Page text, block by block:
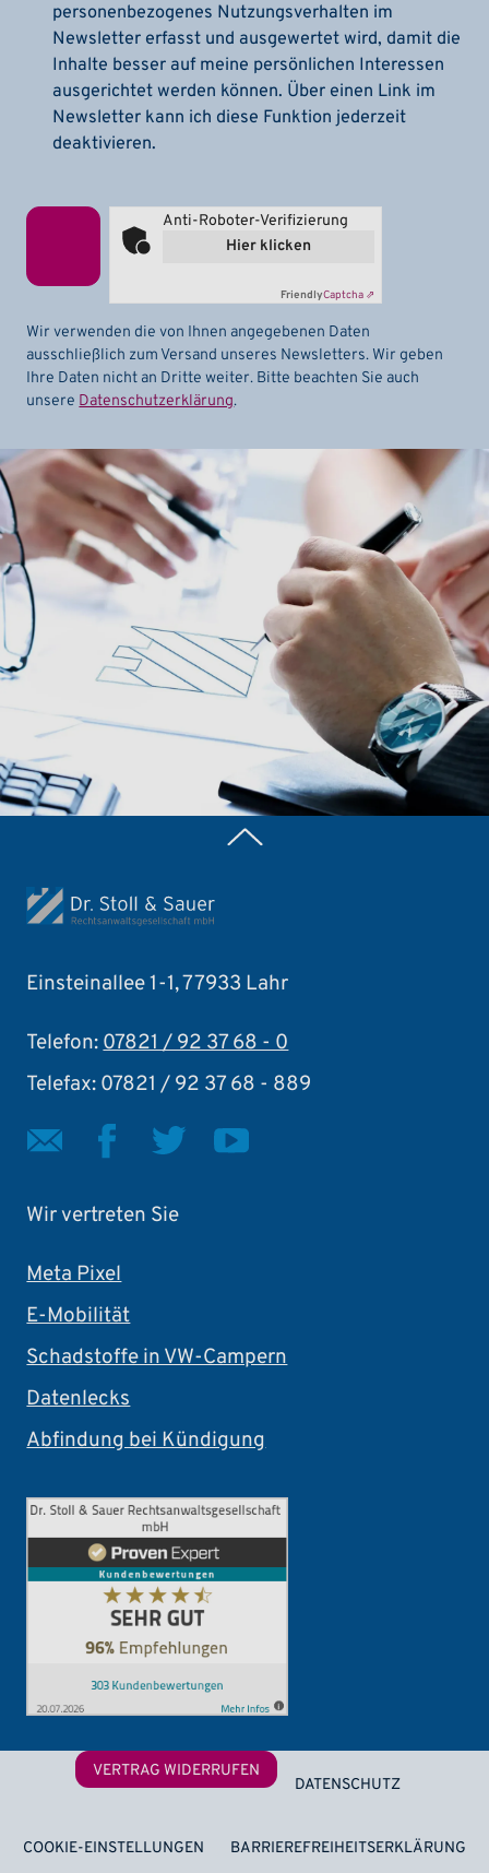
personenbezogenes Nutzungsverhalten im
Newsletter erfasst und ausgewertet wird, damit die
Inhalte besser auf meine persönlichen Interessen
ausgerichtet werden können. Über einen Link im
Newsletter kann ich diese Funktion jederzeit
deaktivieren.
Anti-Roboter-Verifizierung
Hier klicken
FriendlyCaptcha ⇗
Wir verwenden die von Ihnen angegebenen Daten
ausschließlich zum Versand unseres Newsletters. Wir geben
Ihre Daten nicht an Dritte weiter. Bitte beachten Sie auch
unsere Datenschutzerklärung.
Zurück nach oben
Einsteinallee 1-1, 77933 Lahr
Telefon:07821 / 92 37 68 - 0
Telefax: 07821 / 92 37 68 - 889
Wir vertreten Sie
Meta Pixel
E-Mobilität
Schadstoffe in VW-Campern
Datenlecks
Abfindung bei Kündigung
Footer VERTRAG WIDERRUFEN
DATENSCHUTZ
COOKIE-EINSTELLUNGEN BARRIEREFREIHEITSERKLÄRUNG